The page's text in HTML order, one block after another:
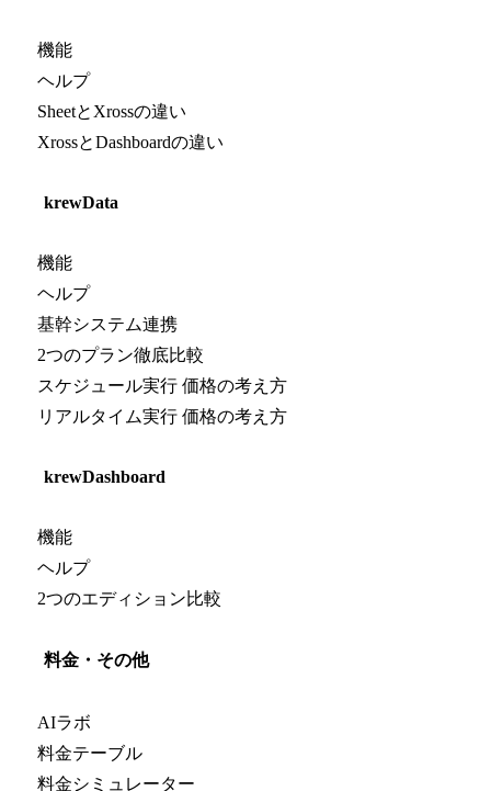
機能
ヘルプ
SheetとXrossの違い
XrossとDashboardの違い
krewData
機能
ヘルプ
基幹システム連携
2つのプラン徹底比較
スケジュール実行 価格の考え方
リアルタイム実行 価格の考え方
krewDashboard
機能
ヘルプ
2つのエディション比較
料金・その他
AIラボ
料金テーブル
料金シミュレーター